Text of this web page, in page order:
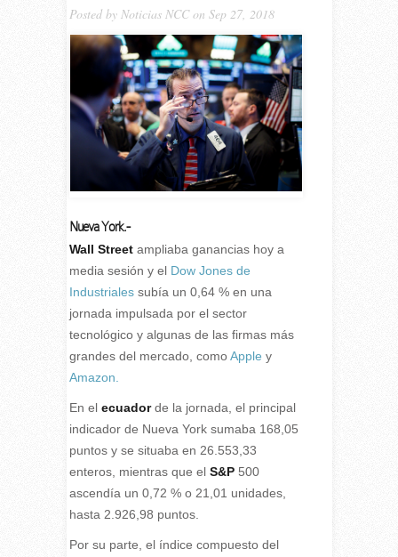
Posted by Noticias NCCon Sep 27, 2018
Nueva York.-
Wall Streetampliaba ganancias hoy a
media sesión y el Dow Jones de
Industrialessubía un 0,64 % en una
jornada impulsada por el sector
tecnológico y algunas de las firmas más
grandes del mercado, comoApple y
Amazon.
En el ecuadorde la jornada, el principal
indicador de Nueva York sumaba 168,05
puntos y se situaba en 26.553,33
enteros, mientras que el S&P500
ascendía un 0,72 % o 21,01 unidades,
hasta 2.926,98 puntos.
Por su parte, el índice compuesto del